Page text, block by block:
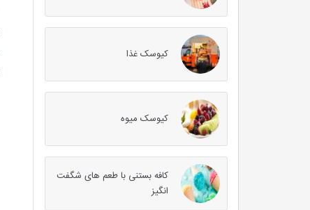
کیوسک غذا
کیوسک میوه
کافه بستنی با طعم های شگفت
انگیز